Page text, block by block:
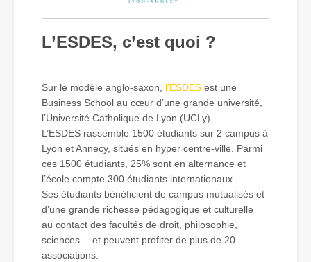
L’ESDES, c’est quoi ?
Sur le modèle anglo-saxon, l’ESDES est une
Business School au cœur d’une grande université,
l’Université Catholique de Lyon (UCLy).
L’ESDES rassemble 1500 étudiants sur 2 campus à
Lyon et Annecy, situés en hyper centre-ville. Parmi
ces 1500 étudiants, 25% sont en alternance et
l’école compte 300 étudiants internationaux.
Ses étudiants bénéficient de campus mutualisés et
d’une grande richesse pédagogique et culturelle
au contact des facultés de droit, philosophie,
sciences… et peuvent profiter de plus de 20
associations.